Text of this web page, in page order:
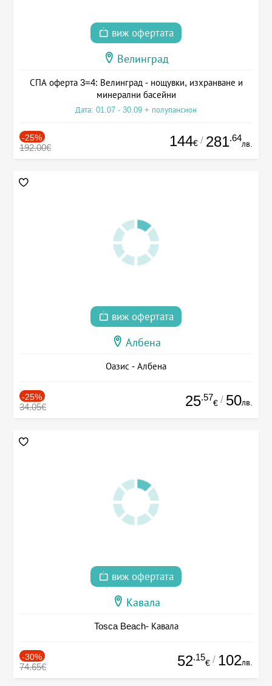
виж офертата
Велинград
СПА оферта 3=4: Велинград - нощувки, изхранване и
минерални басейни
Дата: 01.07 - 30.09 + полупансион
-25%
192.00€ 144€ / 281.64
лв.
виж офертата
Албена
Оазис - Албена
-25%
34.05€ 25.57
€ / 50лв.
виж офертата
Кавала
Tosca Beach- Кавала
-30%
74.65€ 52.15
€ / 102лв.